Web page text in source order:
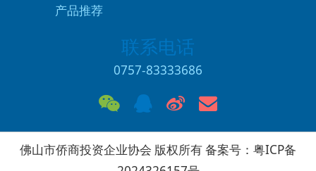
产品推荐
联系电话
0757-83333686
佛山市侨商投资企业协会 版权所有 备案号： 粤ICP备